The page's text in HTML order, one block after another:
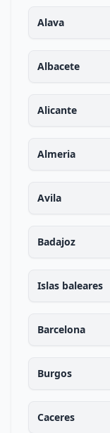
Alava
Albacete
Alicante
Almeria
Avila
Badajoz
Islas baleares
Barcelona
Burgos
Caceres